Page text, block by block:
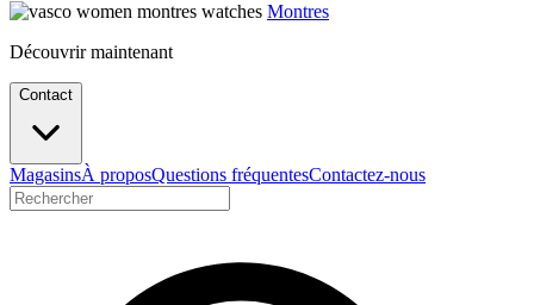
Montres
Découvrir maintenant
Contact
MagasinsÀ proposQuestions fréquentesContactez-nous